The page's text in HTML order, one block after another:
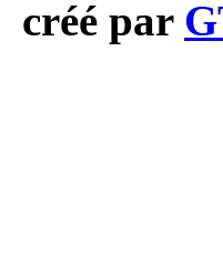
créé par